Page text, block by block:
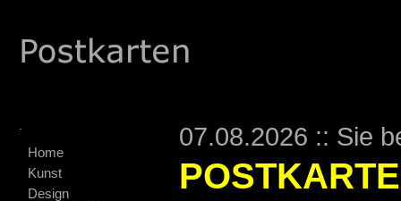
Home
Kunst
Design
07.08.2026 :: Sie